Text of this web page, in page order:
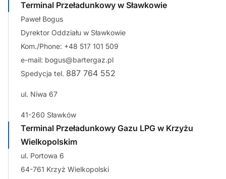
Terminal Przeładunkowy w Sławkowie
Paweł Bogus
Dyrektor Oddziału w Sławkowie
Kom./Phone: +48 517 101 509
e-mail: bogus@bartergaz.pl
Spedycja tel. 887 764 552
ul. Niwa 67
41-260 Sławków
Terminal Przeładunkowy Gazu LPG w Krzyżu
Wielkopolskim
ul. Portowa 6
64-761 Krzyż Wielkopolski